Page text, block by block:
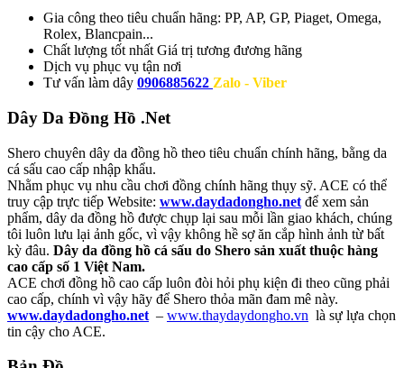
Gia công theo tiêu chuẩn hãng: PP, AP, GP, Piaget, Omega,
Rolex, Blancpain...
Chất lượng tốt nhất Giá trị tương đương hãng
Dịch vụ phục vụ tận nơi
Tư vấn làm dây 0906885622 Zalo - Viber
Dây Da Đồng Hồ .Net
Shero chuyên dây da đồng hồ theo tiêu chuẩn chính hãng, bằng da
cá sấu cao cấp nhập khẩu.
Nhằm phục vụ nhu cầu chơi đồng chính hãng thụy sỹ. ACE có thể
truy cập trực tiếp Website: www.daydadongho.net để xem sản
phẩm, dây da đồng hồ được chụp lại sau mỗi lần giao khách, chúng
tôi luôn lưu lại ảnh gốc, vì vậy không hề sợ ăn cắp hình ảnh từ bất
kỳ đâu. Dây da đồng hồ cá sấu do Shero sản xuất thuộc hàng
cao cấp số 1 Việt Nam.
ACE chơi đồng hồ cao cấp luôn đòi hỏi phụ kiện đi theo cũng phải
cao cấp, chính vì vậy hãy để Shero thỏa mãn đam mê này.
www.daydadongho.net – www.thaydaydongho.vn là sự lựa chọn
tin cậy cho ACE.